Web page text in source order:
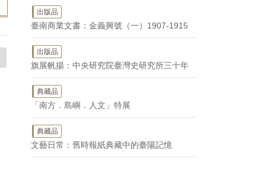
出版品
臺南商業文書：金義興號（一）1907-1915
出版品
旗展帆揚：中央研究院臺灣史研究所三十年
典藏品
「南方．島嶼．人文」特展
典藏品
文藝日常：舊時報紙典藏中的臺陽記憶